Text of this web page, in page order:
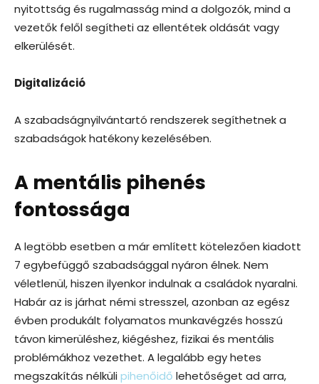
nyitottság és rugalmasság mind a dolgozók, mind a
vezetők felől segítheti az ellentétek oldását vagy
elkerülését.
Digitalizáció
A szabadságnyilvántartó rendszerek segíthetnek a
szabadságok hatékony kezelésében.
A mentális pihenés
fontossága
A legtöbb esetben a már említett kötelezően kiadott
7 egybefüggő szabadsággal nyáron élnek. Nem
véletlenül, hiszen ilyenkor indulnak a családok nyaralni.
Habár az is járhat némi stresszel, azonban az egész
évben produkált folyamatos munkavégzés hosszú
távon kimerüléshez, kiégéshez, fizikai és mentális
problémákhoz vezethet. A legalább egy hetes
megszakítás nélkülipihenőidő lehetőséget ad arra,